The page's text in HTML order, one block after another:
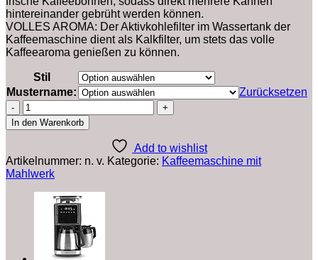
hintereinander gebrüht werden können.
VOLLES AROMA: Der Aktivkohlefilter im Wassertank der
Kaffeemaschine dient als Kalkfilter, um stets das volle
Kaffeearoma genießen zu können.
Stil
Mustername:
Zurücksetzen
BEEM
FRESH-
AROMA-
Filterkaffeemaschine
mit
Mahlwerk
Thermo
Isolierkanne
In den Warenkorb
Add to wishlist
Artikelnummer: n. v. Kategorie: Kaffeemaschine mit
Mahlwerk